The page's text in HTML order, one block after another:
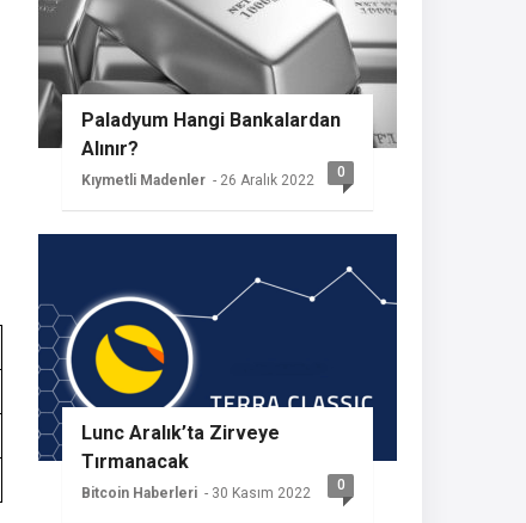
Paladyum Hangi Bankalardan
Alınır?
Kıymetli Madenler - 26 Aralık 2022 0
Lunc Aralık’ta Zirveye
Tırmanacak
Bitcoin Haberleri - 30 Kasım 2022 0